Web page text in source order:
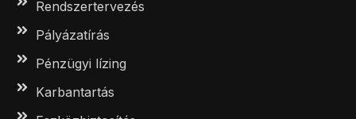
Rendszertervezés
Pályázatírás
Pénzügyi lízing
Karbantartás